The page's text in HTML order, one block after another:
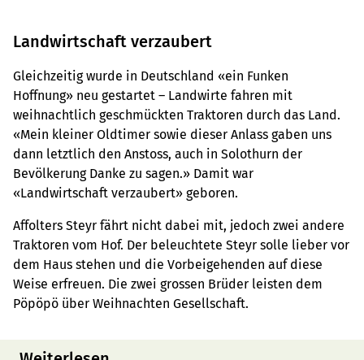
Landwirtschaft verzaubert
Gleichzeitig wurde in Deutschland «ein Funken
Hoffnung» neu gestartet – Landwirte fahren mit
weihnachtlich geschmückten Traktoren durch das Land.
«Mein kleiner Oldtimer sowie dieser Anlass gaben uns
dann letztlich den Anstoss, auch in Solothurn der
Bevölkerung Danke zu sagen.» Damit war
«Landwirtschaft verzaubert» geboren.
Affolters Steyr fährt nicht dabei mit, jedoch zwei andere
Traktoren vom Hof. Der beleuchtete Steyr solle lieber vor
dem Haus stehen und die Vorbeigehenden auf diese
Weise erfreuen. Die zwei grossen Brüder leisten dem
Pöpöpö über Weihnachten Gesellschaft.